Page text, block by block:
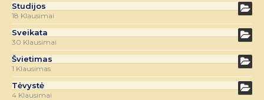
Studijos
18 Klausimai
Sveikata
30 Klausimai
Švietimas
1 Klausimas
Tėvystė
4 Klausimai